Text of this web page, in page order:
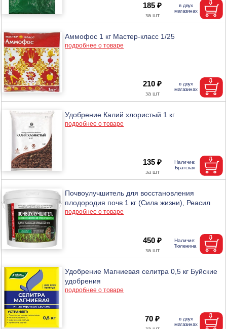
185 ₽
Аммофос 1 кг Мастер-класс 1/25
подробнее о товаре
210 ₽
Удобрение Калий хлористый 1 кг
подробнее о товаре
135 ₽
Почвоулучшитель для восстановления
плодородия почв 1 кг (Сила жизни), Реасил
подробнее о товаре
450 ₽
Удобрение Магниевая селитра 0,5 кг Буйские
удобрения
подробнее о товаре
70 ₽